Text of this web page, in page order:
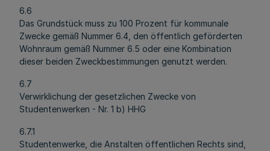
6.6
Das Grundstück muss zu 100 Prozent für kommunale
Zwecke gemäß Nummer 6.4, den öffentlich geförderten
Wohnraum gemäß Nummer 6.5 oder eine Kombination
dieser beiden Zweckbestimmungen genutzt werden.
6.7
Verwirklichung der gesetzlichen Zwecke von
Studentenwerken - Nr. 1 b) HHG
6.7.1
Studentenwerke, die Anstalten öffentlichen Rechts sind,